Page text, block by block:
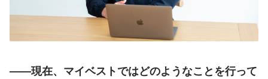
——現在、マイベストではどのようなことを行って